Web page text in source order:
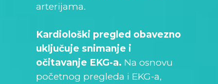
arterijama.
Kardiološki pregled obavezno
uključuje snimanje i
očitavanje EKG-a. Na osnovu
početnog pregleda i EKG-a,